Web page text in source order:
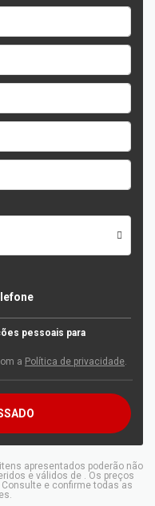
pessoais para
a Política de privacidade.
apresentados poderão não
e válidos de . Os preços
e confirme todas as